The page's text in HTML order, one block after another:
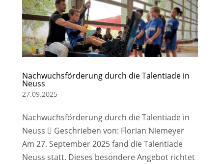
Nachwuchsförderung durch die Talentiade in
Neuss
27.09.2025
Nachwuchsförderung durch die Talentiade in
Neuss  Geschrieben von: Florian Niemeyer
Am 27. September 2025 fand die Talentiade
Neuss statt. Dieses besondere Angebot richtet